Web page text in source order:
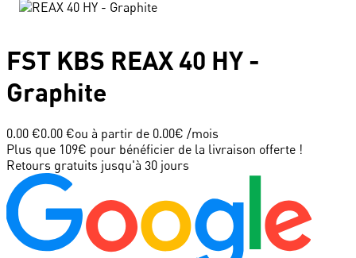
FST KBS REAX 40 HY -
Graphite
0.00 €0.00 €ou à partir de 0.00€ /mois
Plus que 109€ pour bénéficier de la livraison offerte !
Retours gratuits jusqu'à 30 jours